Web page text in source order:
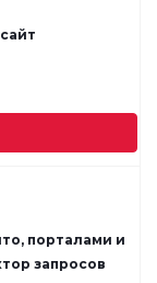
порталами и
запросов